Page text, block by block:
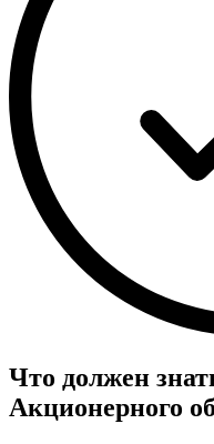
Что должен
Акционерного